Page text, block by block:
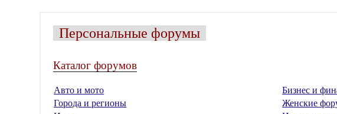
Персональные форумы
Каталог форумов
Авто и мото Бизнес и
Города и регионы
Женские